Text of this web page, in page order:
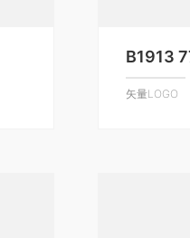
B1913
矢量LOGO